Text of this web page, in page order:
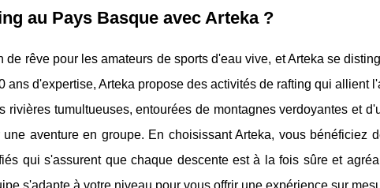
au Pays Basque avec Arteka ?
de rêve pour les amateurs de sports d'eau vive, et Arteka se
ans d'expertise, Arteka propose des activités de rafting qui allient
rivières tumultueuses, entourées de montagnes verdoyantes et
aventure en groupe. En choisissant Arteka, vous bénéficiez
qui s'assurent que chaque descente est à la fois sûre et
s'adapte à votre niveau pour vous offrir une expérience sur